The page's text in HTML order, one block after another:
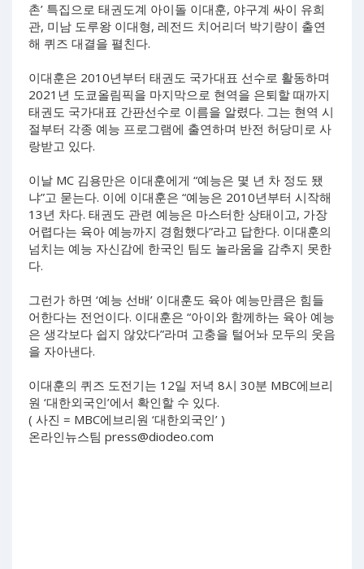
촌’ 특집으로 태권도계 아이돌 이대훈, 야구계 싸이 유희
관, 미남 도루왕 이대형, 레전드 치어리더 박기량이 출연
해 퀴즈 대결을 펼친다.
이대훈은 2010년부터 태권도 국가대표 선수로 활동하며
2021년 도쿄올림픽을 마지막으로 현역을 은퇴할 때까지
태권도 국가대표 간판선수로 이름을 알렸다. 그는 현역 시
절부터 각종 예능 프로그램에 출연하며 반전 허당미로 사
랑받고 있다.
이날 MC 김용만은 이대훈에게 “예능은 몇 년 차 정도 됐
냐”고 묻는다. 이에 이대훈은 “예능은 2010년부터 시작해
13년 차다. 태권도 관련 예능은 마스터한 상태이고, 가장
어렵다는 육아 예능까지 경험했다”라고 답한다. 이대훈의
넘치는 예능 자신감에 한국인 팀도 놀라움을 감추지 못한
다.
그런가 하면 ‘예능 선배’ 이대훈도 육아 예능만큼은 힘들
어한다는 전언이다. 이대훈은 “아이와 함께하는 육아 예능
은 생각보다 쉽지 않았다”라며 고충을 털어놔 모두의 웃음
을 자아낸다.
이대훈의 퀴즈 도전기는 12일 저녁 8시 30분 MBC에브리
원 ‘대한외국인’에서 확인할 수 있다.
( 사진 = MBC에브리원 ‘대한외국인’ )
온라인뉴스팀 press@diodeo.com